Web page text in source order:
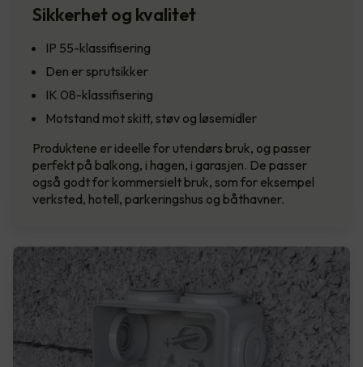
Sikkerhet og kvalitet
IP 55-klassifisering
Den er sprutsikker
IK 08-klassifisering
Motstand mot skitt, støv og løsemidler
Produktene er ideelle for utendørs bruk, og passer
perfekt på balkong, i hagen, i garasjen. De passer
også godt for kommersielt bruk, som for eksempel
verksted, hotell, parkeringshus og båthavner.